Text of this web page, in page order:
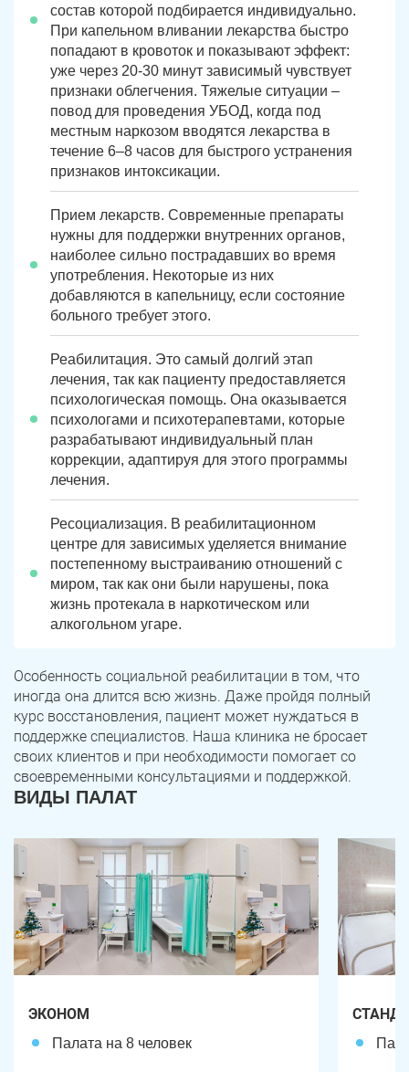
состав которой подбирается индивидуально.
При капельном вливании лекарства быстро
попадают в кровоток и показывают эффект:
уже через 20-30 минут зависимый чувствует
признаки облегчения. Тяжелые ситуации –
повод для проведения УБОД, когда под
местным наркозом вводятся лекарства в
течение 6–8 часов для быстрого устранения
признаков интоксикации.
Прием лекарств. Современные препараты
нужны для поддержки внутренних органов,
наиболее сильно пострадавших во время
употребления. Некоторые из них
добавляются в капельницу, если состояние
больного требует этого.
Реабилитация. Это самый долгий этап
лечения, так как пациенту предоставляется
психологическая помощь. Она оказывается
психологами и психотерапевтами, которые
разрабатывают индивидуальный план
коррекции, адаптируя для этого программы
лечения.
Ресоциализация. В реабилитационном
центре для зависимых уделяется внимание
постепенному выстраиванию отношений с
миром, так как они были нарушены, пока
жизнь протекала в наркотическом или
алкогольном угаре.
Особенность социальной реабилитации в том, что
иногда она длится всю жизнь. Даже пройдя полный
курс восстановления, пациент может нуждаться в
поддержке специалистов. Наша клиника не бросает
своих клиентов и при необходимости помогает со
своевременными консультациями и поддержкой.
ВИДЫ ПАЛАТ
ЭКОНОМ
Палата на 8 человек
ПОЛУЧИТЬ ПОМОЩЬ
ЗАДАТЬ ВОПРОС
ПОЛУЧИТЬ ПОМОЩЬ
Касли Роза
Челябинск Сим
Первомайский
ПОЛУЧИТЬ ПОМОЩЬ